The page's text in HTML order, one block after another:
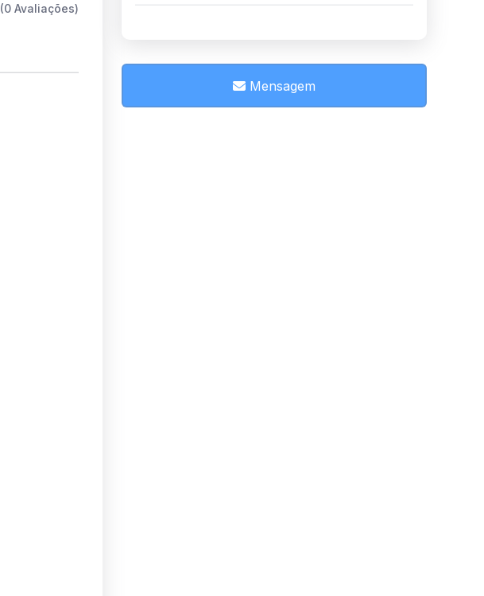
(0 Avaliações)
Mensagem